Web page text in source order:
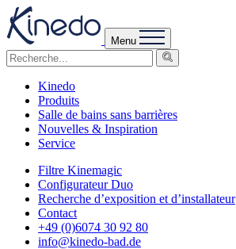
Menu
Kinedo
Produits
Salle de bains sans barrières
Nouvelles & Inspiration
Service
Filtre Kinemagic
Configurateur Duo
Recherche d’exposition et d’installateur
Contact
+49 (0)6074 30 92 80
info@kinedo-bad.de